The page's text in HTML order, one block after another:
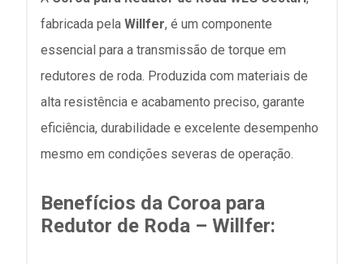
fabricada pela Willfer, é um componente
essencial para a transmissão de torque em
redutores de roda. Produzida com materiais de
alta resistência e acabamento preciso, garante
eficiência, durabilidade e excelente desempenho
mesmo em condições severas de operação.
Benefícios da Coroa para
Redutor de Roda – Willfer: